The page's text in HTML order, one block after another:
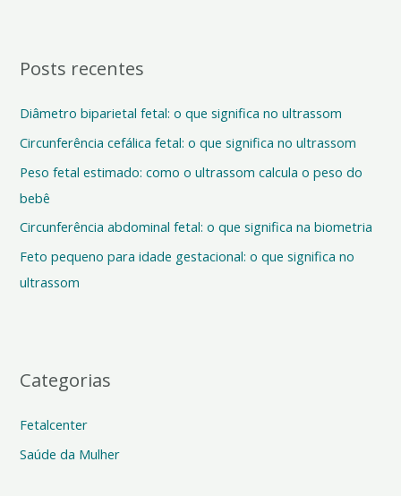
u
s
a
r
p
o
r
:
Posts recentes
Diâmetro biparietal fetal: o que significa no ultrassom
Circunferência cefálica fetal: o que significa no ultrassom
Peso fetal estimado: como o ultrassom calcula o peso do
bebê
Circunferência abdominal fetal: o que significa na biometria
Feto pequeno para idade gestacional: o que significa no
ultrassom
Categorias
Fetalcenter
Saúde da Mulher